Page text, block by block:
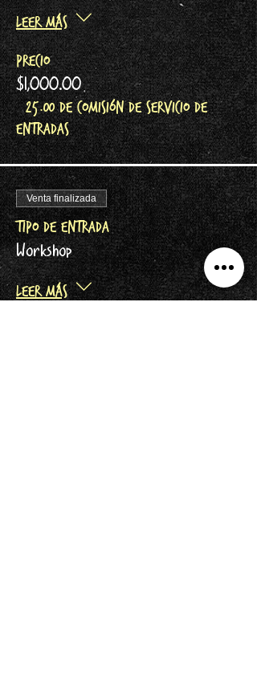
Leer más
Precio
$1,000.00
+$25.00 de comisión de servicio de
entradas
Venta finalizada
Tipo de entrada
Workshop
Leer más